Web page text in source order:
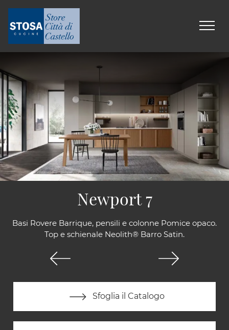
Basi Rovere Barrique, pensili e colonne Pomice opaco.
Top e schienale Neolith® Barro Satin.
Sfoglia il Catalogo
Newport 7